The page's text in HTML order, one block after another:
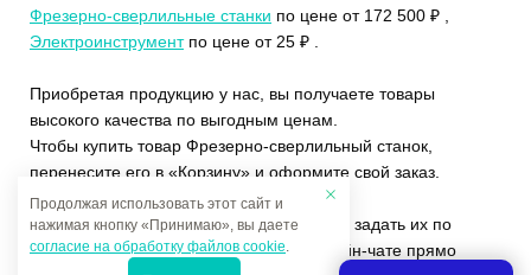
Фрезерно-сверлильные станки по цене от 172 500 ₽ ,
Электроинструментпо цене от 25 ₽ .
Приобретая продукцию у нас, вы получаете товары
высокого качества по выгодным ценам.
Чтобы купить товар Фрезерно-сверлильный станок,
перенесите его в «Корзину» и оформите свой заказ.
Если у вас остались вопросы, вы можете задать их по
телефону+7 (4822)65-69-46или в онлайн-чате прямо
Продолжая использовать этот сайт и
нажимая кнопку «Принимаю», вы даете
согласие на обработку файлов cookie.